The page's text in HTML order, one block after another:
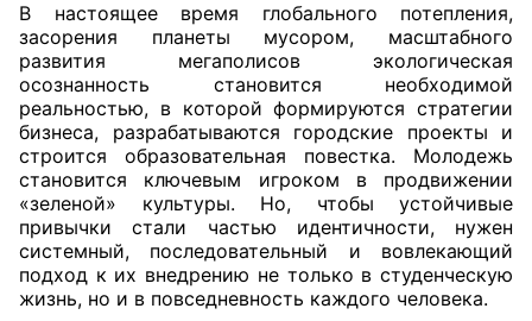
В настоящее время глобального потепления,
засорения планеты мусором, масштабного
развития мегаполисов экологическая
осознанность становится необходимой
реальностью, в которой формируются стратегии
бизнеса, разрабатываются городские проекты и
строится образовательная повестка. Молодежь
становится ключевым игроком в продвижении
«зеленой» культуры. Но, чтобы устойчивые
привычки стали частью идентичности, нужен
системный, последовательный и вовлекающий
подход к их внедрению не только в студенческую
жизнь, но и в повседневность каждого человека.